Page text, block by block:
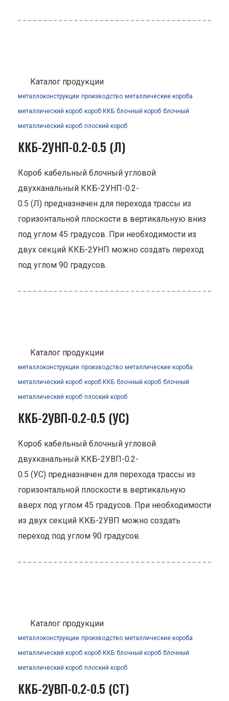
Каталог продукции
металлоконструкции производство металлические короба
металлический короб короб ККБ блочный короб блочный
металлический короб плоский короб
ККБ-2УНП-0.2-0.5 (Л)
Короб кабельный блочный угловой
двухканальный ККБ-2УНП-0.2-
0.5 (Л) предназначен для перехода трассы из
горизонтальной плоскости в вертикальную вниз
под углом 45 градусов. При необходимости из
двух секций ККБ-2УНП можно создать переход
под углом 90 градусов.
Каталог продукции
металлоконструкции производство металлические короба
металлический короб короб ККБ блочный короб блочный
металлический короб плоский короб
ККБ-2УВП-0.2-0.5 (УС)
Короб кабельный блочный угловой
двухканальный ККБ-2УВП-0.2-
0.5 (УС) предназначен для перехода трассы из
горизонтальной плоскости в вертикальную
вверх под углом 45 градусов. При необходимости
из двух секций ККБ-2УВП можно создать
переход под углом 90 градусов.
Каталог продукции
металлоконструкции производство металлические короба
металлический короб короб ККБ блочный короб блочный
металлический короб плоский короб
ККБ-2УВП-0.2-0.5 (СТ)